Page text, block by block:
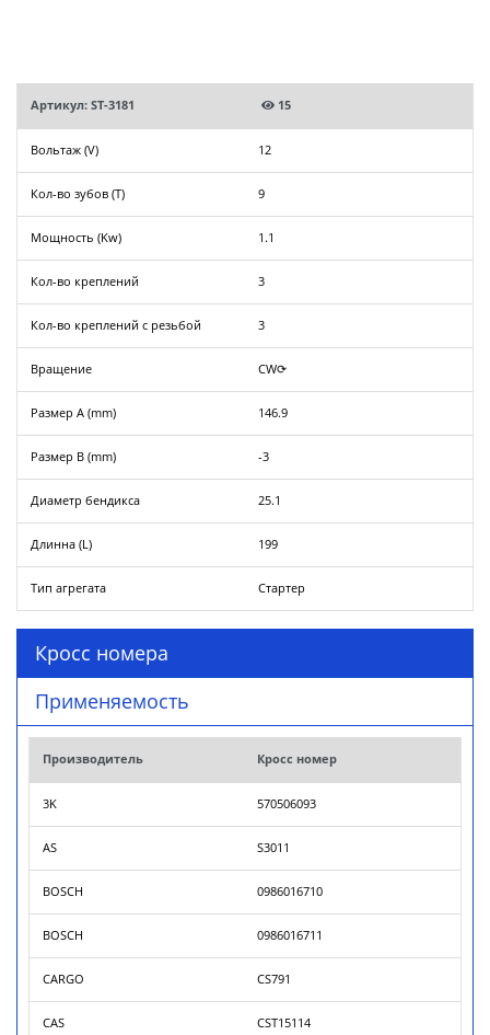
Артикул: ST-3181 15
Вольтаж (V) 12
Кол-во зубов (T) 9
Мощность (Kw) 1.1
Кол-во креплений 3
Кол-во креплений с резьбой 3
Вращение CW⟳
Размер A (mm) 146.9
Размер B (mm) -3
Диаметр бендикса 25.1
Длинна (L) 199
Тип агрегата Стартер
Кросс номера
Применяемость
Производитель Кросс номер
3K 570506093
AS S3011
BOSCH 0986016710
BOSCH 0986016711
CARGO CS791
CAS CST15114